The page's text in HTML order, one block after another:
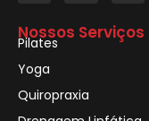
Nossos Serviços
Pilates
Yoga
Quiropraxia